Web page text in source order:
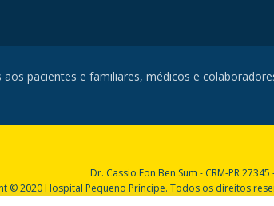
pacientes e familiares, médicos e
Dr. Cassio Fon Ben Sum - CRM-PR
© 2020 Hospital Pequeno Príncipe. Todos os direitos